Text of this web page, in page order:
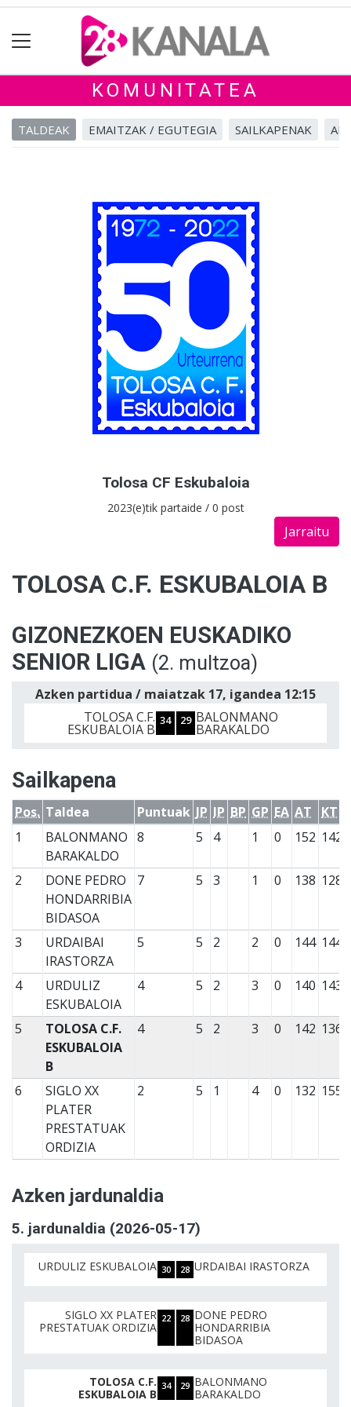
KOMUNITATEA
TALDEAK EMAITZAK / EGUTEGIA SAILKAPENAK
Tolosa CF Eskubaloia
2023(e)tik partaide / 0 post
Jarraitu
TOLOSA C.F. ESKUBALOIA B
GIZONEZKOEN EUSKADIKO
SENIOR LIGA (2. multzoa)
Azken partidua / maiatzak 17, igandea 12:15
TOLOSA C.F.
ESKUBALOIA B
34 29 BALONMANO
BARAKALDO
Sailkapena
Pos. Taldea Puntuak JP IP BP GP EA AT
KT
1
BALONMANO
BARAKALDO
8 5 4 1 0 152 142
2
DONE PEDRO
HONDARRIBIA
BIDASOA
7 5 3 1 0 138 128
3
URDAIBAI
IRASTORZA
5 5 2 2 0 144 144
4
URDULIZ
ESKUBALOIA
4 5 2 3 0 140 143
5
TOLOSA C.F.
ESKUBALOIA
B
4 5 2 3 0 142 136
6
SIGLO XX
PLATER
PRESTATUAK
ORDIZIA
2 5 1 4 0 132 155
Azken jardunaldia
5. jardunaldia (2026-05-17)
URDULIZ ESKUBALOIA 30 28 URDAIBAI IRASTORZA
SIGLO XX PLATER
PRESTATUAK ORDIZIA
22 28 DONE PEDRO
HONDARRIBIA
BIDASOA
TOLOSA C.F.
ESKUBALOIA B
34 29 BALONMANO
BARAKALDO